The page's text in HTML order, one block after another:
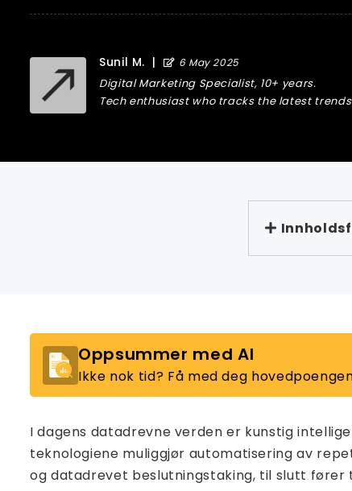
Sunil M. | 6 May 2025
Digital Marketing Specialist, 10+ years.
Tech enthusiast who tracks the latest
Oppsummer med AI
Ikke nok tid? Få med deg
I dagens datadrevne verden er kunstig
teknologiene muliggjør automatisering av
og datadrevet beslutningstaking, til slutt